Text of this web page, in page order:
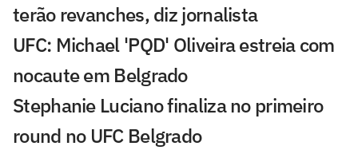
terão revanches, diz jornalista
UFC: Michael 'PQD' Oliveira estreia com
nocaute em Belgrado
Stephanie Luciano finaliza no primeiro
round no UFC Belgrado